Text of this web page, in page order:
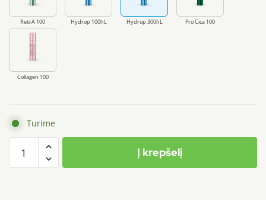
Reti-A 100 Hydrop 100hL Hydrop 300hL Pro Cica 100
Collagen 100
Turime
kiekis:
Į krepšelį